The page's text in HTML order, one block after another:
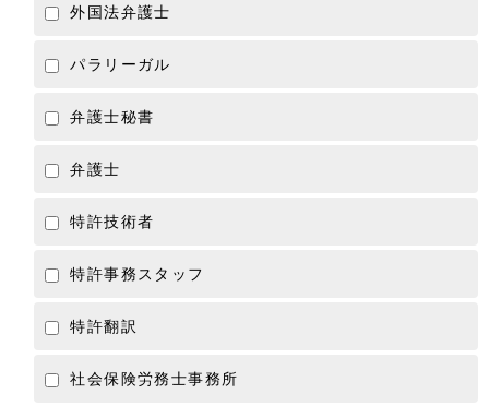
外国法弁護士
パラリーガル
弁護士秘書
弁護士
特許技術者
特許事務スタッフ
特許翻訳
社会保険労務士事務所